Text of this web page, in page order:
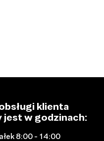
klienta
jest w godzinach:
8:00 - 14:00